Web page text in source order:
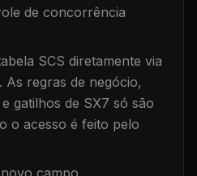
de concorrência
SCS diretamente via
As regras de negócio,
gatilhos de SX7 só são
o acesso é feito pelo
campo